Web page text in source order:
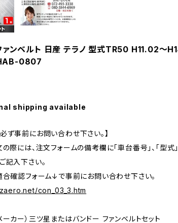
ンベルト 日産 テラノ 型式TR50 H11.02～
0807
shipping available
ず事前にお問い合わせ下さい。】
の際には、注文フォームの備考欄に「車台番号」、「型式
記入下さい。
合確認フォーム↓で事前にお問い合わせ下さい。
con_03_3.htm
ーカー）三ツ星またはバンドー ファンベルトセット